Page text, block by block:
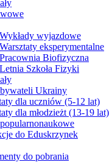
Wykłady wyjazdowe
Warsztaty eksperymentalne
Pracownia Biofizyczna
Letnia Szkoła Fizyki
Ukrainy
dla uczniów (5-12 lat)
dla młodzieżt (13-19 lat)
do Eduskrzynek
do pobrania